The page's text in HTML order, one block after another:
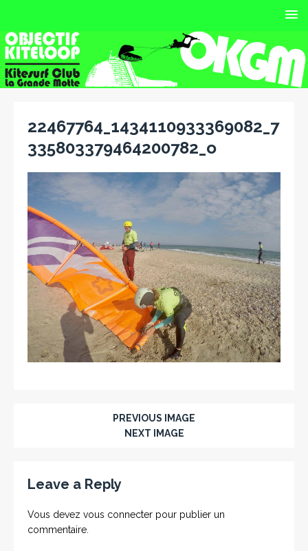
22467764_1434110933369082_7
335803379464200782_o
PREVIOUS IMAGE
NEXT IMAGE
Leave a Reply
Vous devez vous connecter pour publier un
commentaire.